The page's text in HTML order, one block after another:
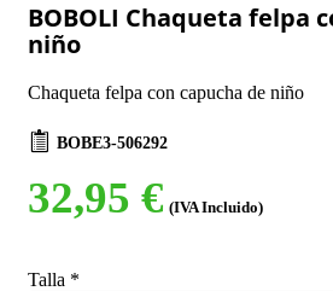
BOBOLI Chaqueta felpa
niño
Chaqueta felpa con capucha de niño
BOBE3-506292
32,95 € (IVA Incluido)
Talla *